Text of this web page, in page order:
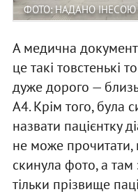
ФОТО: НАДАНО
А медична
це такі товстенькі
дуже дорого —
А4. Крім того, була
назвати пацієнтку
не може прочитати,
скинула фото, а
тільки прізвище